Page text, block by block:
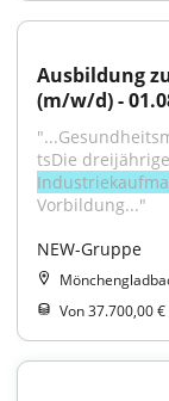
Ausbildung
(m/w/d) -
Vorbildung..."
NEW-Gruppe
Von 37.700,00